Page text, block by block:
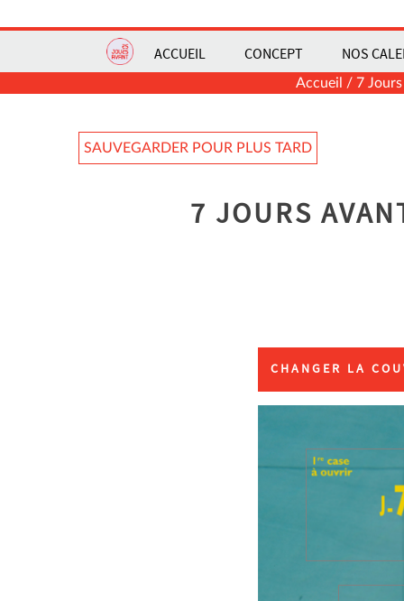
ACCUEIL CONCEPT NOS
Accueil / 7
SAUVEGARDER POUR PLUS TARD
7 JOURS
CHANGER LA